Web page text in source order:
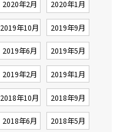
2020年2月 2020年1月
2019年10月 2019年9月
2019年6月 2019年5月
2019年2月 2019年1月
2018年10月 2018年9月
2018年6月 2018年5月